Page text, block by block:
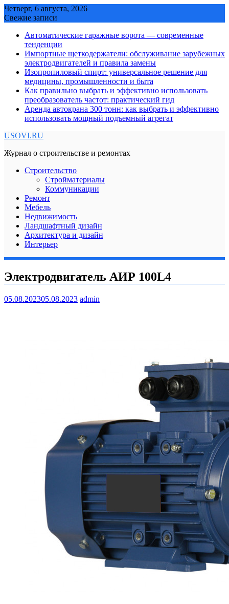
Skip
to
Четверг, 6 августа, 2026
Свежие записи
Автоматические гаражные ворота — современные
тенденции
Импортные щеткодержатели: обслуживание зарубежных
электродвигателей и правила замены
Изопропиловый спирт: универсальное решение для
медицины, промышленности и быта
Как правильно выбрать и эффективно использовать
преобразователь частот: практический гид
Аренда автокрана 300 тонн: как выбрать и эффективно
использовать мощный подъемный агрегат
USOVI.RU
Журнал о строительстве и ремонтах
Строительство
Стройматериалы
Коммуникации
Ремонт
Мебель
Недвижимость
Ландшафтный дизайн
Архитектура и дизайн
Интерьер
Электродвигатель АИР 100L4
05.08.202305.08.2023 admin